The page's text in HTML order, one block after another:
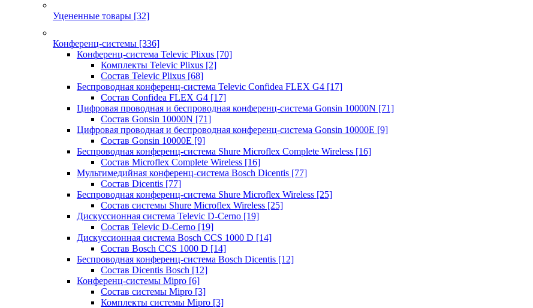
Уцененные товары [32]
Конференц-системы [336]
Конференц-система Televic Plixus [70]
Комплекты Televic Plixus [2]
Состав Televic Plixus [68]
Беспроводная конференц-система Televic Confidea FLEX G4 [17]
Состав Confidea FLEX G4 [17]
Цифровая проводная и беспроводная конференц-система Gonsin 10000N [71]
Состав Gonsin 10000N [71]
Цифровая проводная и беспроводная конференц-система Gonsin 10000E [9]
Состав Gonsin 10000E [9]
Беспроводная конференц-система Shure Microflex Complete Wireless [16]
Состав Microflex Complete Wireless [16]
Мультимедийная конференц-система Bosch Dicentis [77]
Состав Dicentis [77]
Беспроводная конференц-система Shure Microflex Wireless [25]
Состав системы Shure Microflex Wireless [25]
Дискуссионная система Televic D-Cerno [19]
Состав Televic D-Cerno [19]
Дискуссионная система Bosch CCS 1000 D [14]
Состав Bosch CCS 1000 D [14]
Беспроводная конференц-система Bosch Dicentis [12]
Состав Dicentis Bosch [12]
Конференц-системы Mipro [6]
Состав системы Mipro [3]
Комплекты системы Mipro [3]